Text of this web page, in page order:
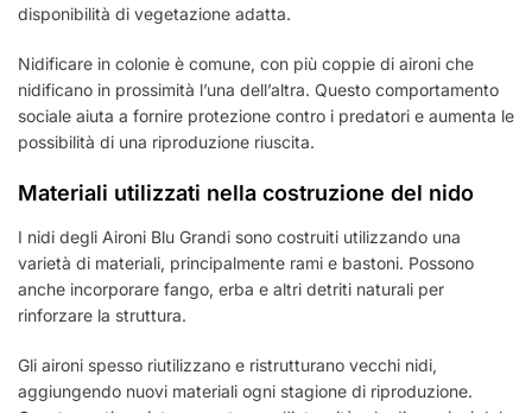
disponibilità di vegetazione adatta.
Nidificare in colonie è comune, con più coppie di aironi che
nidificano in prossimità l’una dell’altra. Questo comportamento
sociale aiuta a fornire protezione contro i predatori e aumenta le
possibilità di una riproduzione riuscita.
Materiali utilizzati nella costruzione del nido
I nidi degli Aironi Blu Grandi sono costruiti utilizzando una
varietà di materiali, principalmente rami e bastoni. Possono
anche incorporare fango, erba e altri detriti naturali per
rinforzare la struttura.
Gli aironi spesso riutilizzano e ristrutturano vecchi nidi,
aggiungendo nuovi materiali ogni stagione di riproduzione.